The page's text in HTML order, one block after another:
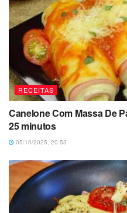
RECEITAS
Canelone Com Massa De
25 minutos
05/10/2025, 20:53